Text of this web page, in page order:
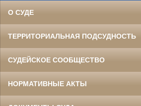
О СУДЕ
ТЕРРИТОРИАЛЬНАЯ ПОДСУДНОСТЬ
СУДЕЙСКОЕ СООБЩЕСТВО
НОРМАТИВНЫЕ АКТЫ